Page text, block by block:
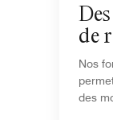
de
Nos
des